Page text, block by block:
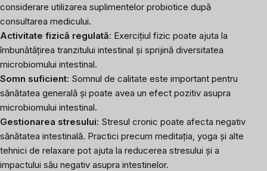
considerare utilizarea suplimentelor probiotice după
consultarea medicului.
Activitate fizică regulată: Exercițiul fizic poate ajuta la
îmbunătățirea tranzitului intestinal și sprijină diversitatea
microbiomului intestinal.
Somn suficient: Somnul de calitate este important pentru
sănătatea generală și poate avea un efect pozitiv asupra
microbiomului intestinal.
Gestionarea stresului: Stresul cronic poate afecta negativ
sănătatea intestinală. Practici precum meditația, yoga și alte
tehnici de relaxare pot ajuta la reducerea stresului și a
impactului său negativ asupra intestinelor.